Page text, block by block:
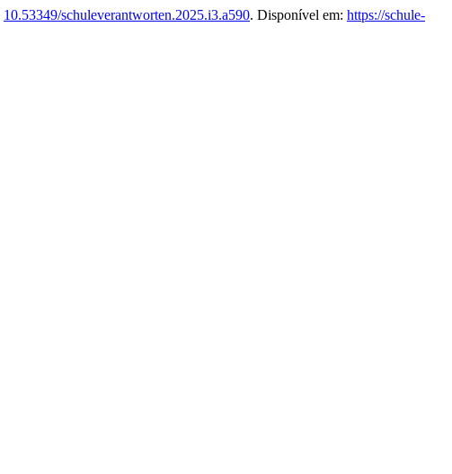
10.53349/schuleverantworten.2025.i3.a590. Disponível em: https://schule-